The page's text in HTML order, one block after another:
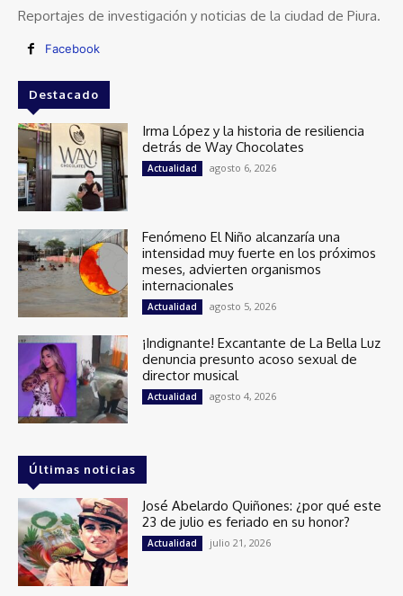
Reportajes de investigación y noticias de la ciudad de Piura.
Facebook
Destacado
Irma López y la historia de resiliencia
detrás de Way Chocolates
Actualidad agosto 6, 2026
Fenómeno El Niño alcanzaría una
intensidad muy fuerte en los próximos
meses, advierten organismos
internacionales
Actualidad agosto 5, 2026
¡Indignante! Excantante de La Bella Luz
denuncia presunto acoso sexual de
director musical
Actualidad agosto 4, 2026
Últimas noticias
José Abelardo Quiñones: ¿por qué este
23 de julio es feriado en su honor?
Actualidad julio 21, 2026